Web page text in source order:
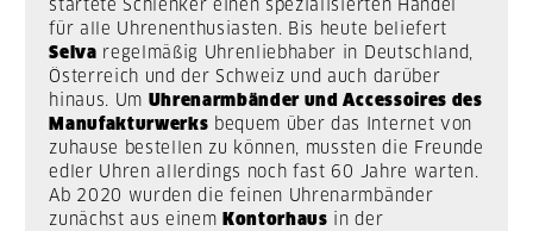
startete Schlenker einen spezialisierten Handel
für alle Uhrenenthusiasten. Bis heute beliefert
Selva regelmäßig Uhrenliebhaber in Deutschland,
Österreich und der Schweiz und auch darüber
hinaus. Um Uhrenarmbänder und Accessoires des
Manufakturwerks bequem über das Internet von
zuhause bestellen zu können, mussten die Freunde
edler Uhren allerdings noch fast 60 Jahre warten.
Ab 2020 wurden die feinen Uhrenarmbänder
zunächst aus einem Kontorhaus in der